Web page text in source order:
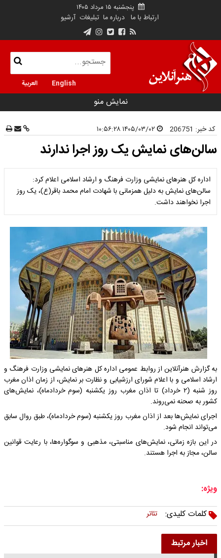
پنجشنبه ۱۵ مرداد ۱۴۰۵
ارتباط با ما درباره ما تبلیغات آرشیو
English العربية
نمایش منو
کد خبر: 206751
سالن‌های نمایش یک روز اجرا ندارند
اداره کل هنرهای نمایشی وزارت فرهنگ و ارشاد اسلامی اعلام کرد:
سالن‌های نمایش به دلیل همزمانی با شهادت امام محمد باقر(ع)، یک روز
اجرا نخواهند داشت.
به گزارش هنرآنلاین از روابط عمومی اداره کل هنرهای نمایشی وزارت فرهنگ و
ارشاد اسلامی و با اعلام شورای ارزشیابی و نظارت بر نمایش، از زمان اذان مغرب
روز شنبه (٢ خرداد) تا اذان مغرب روز یکشنبه (سوم خردادماه)، نمایش‌های
کشور به صحنه نمی‌روند.
اجرای نمایش‌ها بعد از اذان مغرب روز یکشنبه (سوم خردادماه)، طبق روال سابق
می‌تواند انجام شود.
در این بازه زمانی، نمایش‌های مناسبتی، مذهبی و سوگواره‌ها، با رعایت قوانین
سالن، مجاز به اجرا هستند.
ویژه:
کلمات کلیدی:
تئاتر
اخبار مرتبط